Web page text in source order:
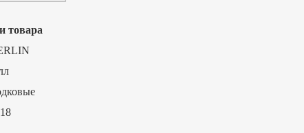
товара
18